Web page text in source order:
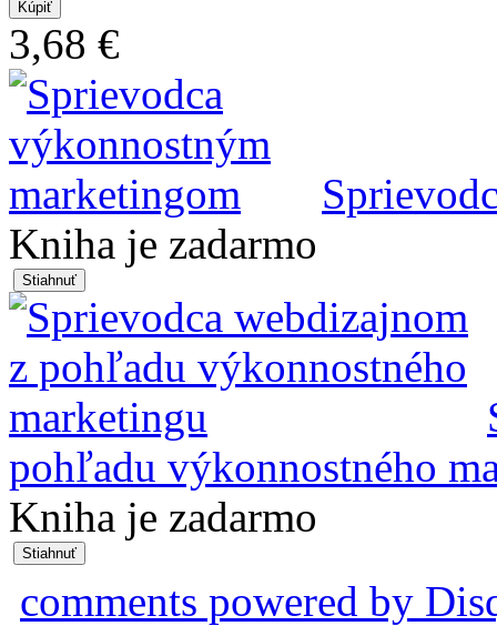
3,68 €
Kniha je zadarmo
pohľadu výkonnostného
Kniha je zadarmo
comments powered by